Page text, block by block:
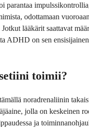
parantaa
odottamaan
lääkärit saattavat
ADHD on sen
toimii?
noradrenaliinin
jolla on keskeinen
ja